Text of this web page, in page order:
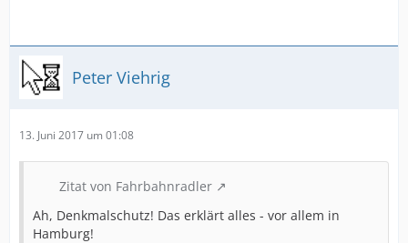
Peter Viehrig
13. Juni 2017 um 01:08
Zitat von Fahrbahnradler
Ah, Denkmalschutz! Das erklärt alles - vor allem in
Hamburg!